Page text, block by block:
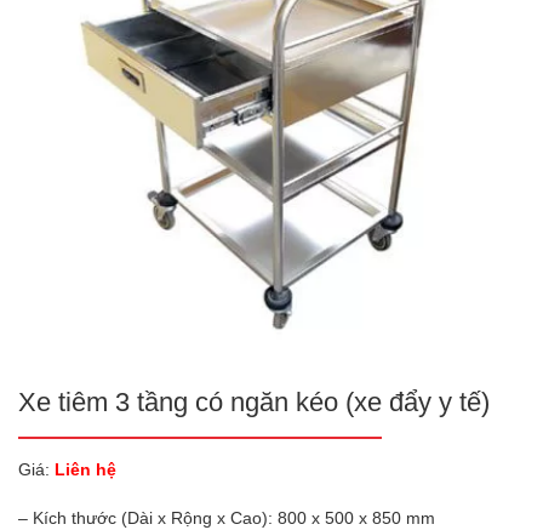
Xe tiêm 3 tầng có ngăn kéo (xe đẩy y tế)
Giá: Liên hệ
– Kích thước (Dài x Rộng x Cao): 800 x 500 x 850 mm